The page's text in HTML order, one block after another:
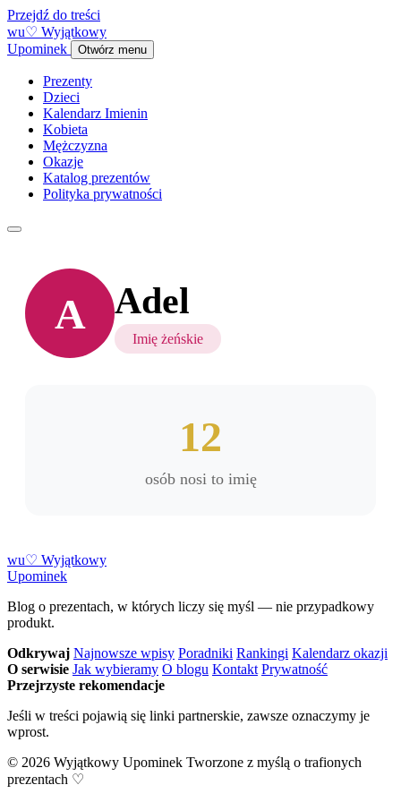
Przejdź do treści
wu♡ Wyjątkowy
Upominek
Otwórz menu
Prezenty
Dzieci
Kalendarz Imienin
Kobieta
Mężczyzna
Okazje
Katalog prezentów
Polityka prywatności
A Adel
Imię żeńskie
12
osób nosi to imię
wu♡ Wyjątkowy
Upominek
Blog o prezentach, w których liczy się myśl — nie przypadkowy
produkt.
Odkrywaj Najnowsze wpisy Poradniki Rankingi Kalendarz okazji
O serwisie Jak wybieramy O blogu Kontakt Prywatność
Przejrzyste rekomendacje
Jeśli w treści pojawią się linki partnerskie, zawsze oznaczymy je
wprost.
© 2026 Wyjątkowy Upominek Tworzone z myślą o trafionych
prezentach ♡